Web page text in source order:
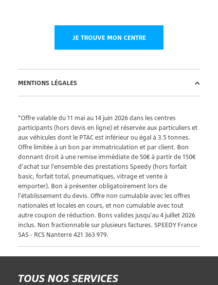
JE TROUVE MON CENTRE
MENTIONS LÉGALES
*Offre valable du 11 mai au 14 juin 2026 dans les centres
participants (hors devis en ligne) et réservée aux particuliers et
aux véhicules dont le PTAC est inférieur ou égal à 3.5 tonnes.
Offre limitée à un bon par immatriculation et par client. Bon
donnant droit à une remise immédiate de 50€ à partir de 150€
d'achat sur l'ensemble des prestations Speedy (hors forfait
basic, forfait total, pneumatiques, vitrage et vente à
emporter). Bon à présenter obligatoirement lors de
l'établissement du devis. Offre non cumulable avec les offres
nationales et locales en cours, et non cumulable avec tout
autre coupon de réduction. Bons valides jusqu'au 4 juillet 2026
inclus. Non fractionnable sur plusieurs factures. SPEEDY France
SAS - RCS Nanterre 421 363 979.
TOUS NOS SERVICES